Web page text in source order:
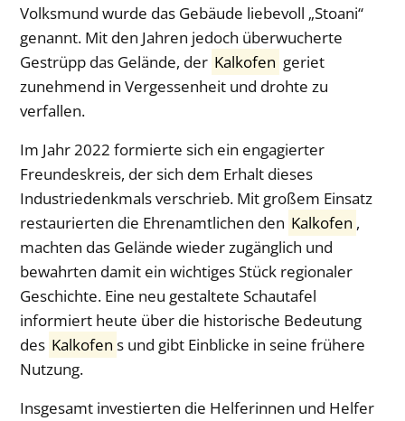
Volksmund wurde das Gebäude liebevoll „Stoani“
genannt. Mit den Jahren jedoch überwucherte
Gestrüpp das Gelände, der Kalkofen geriet
zunehmend in Vergessenheit und drohte zu
verfallen.
Im Jahr 2022 formierte sich ein engagierter
Freundeskreis, der sich dem Erhalt dieses
Industriedenkmals verschrieb. Mit großem Einsatz
restaurierten die Ehrenamtlichen den Kalkofen ,
machten das Gelände wieder zugänglich und
bewahrten damit ein wichtiges Stück regionaler
Geschichte. Eine neu gestaltete Schautafel
informiert heute über die historische Bedeutung
des Kalkofen s und gibt Einblicke in seine frühere
Nutzung.
Insgesamt investierten die Helferinnen und Helfer